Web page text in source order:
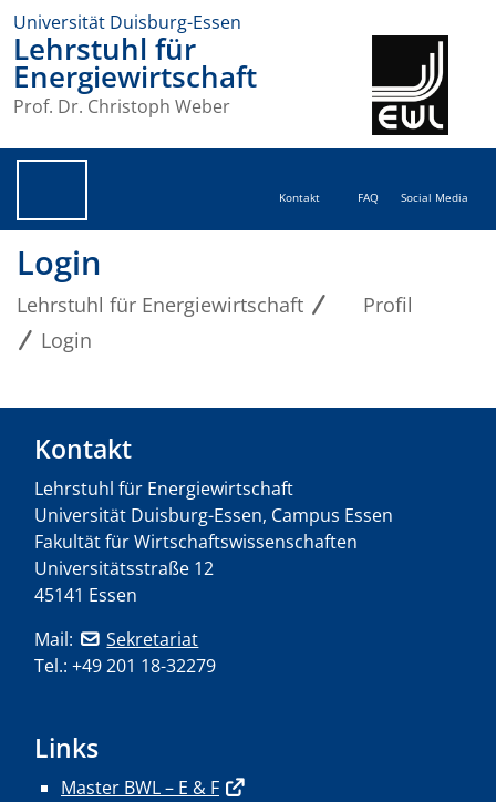
Universität Duisburg-Essen
Lehrstuhl für
Energiewirtschaft
Prof. Dr. Christoph Weber
Kontakt FAQ Social Media
Login
Lehrstuhl für Energiewirtschaft
Profil
Login
Kontakt
Lehrstuhl für Energiewirtschaft
Universität Duisburg-Essen, Campus Essen
Fakultät für Wirtschaftswissenschaften
Universitätsstraße 12
45141 Essen
Mail:
Sekretariat
Tel.: +49 201 18-32279
Links
Master BWL – E & F